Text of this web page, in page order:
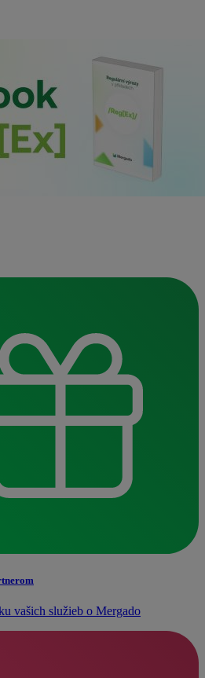
vašich služieb o Mergado